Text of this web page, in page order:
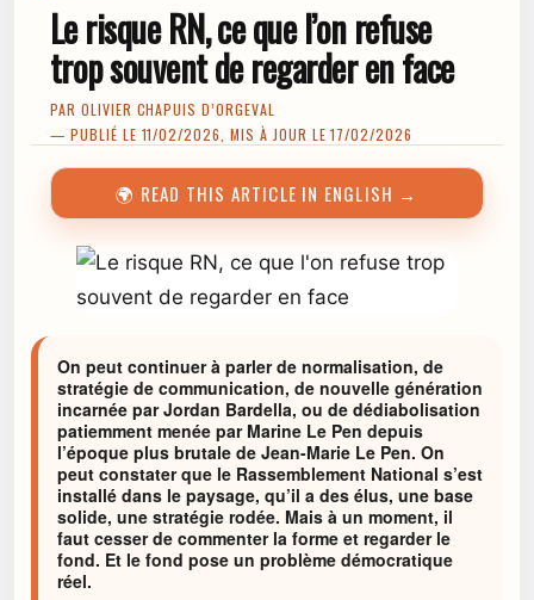
Le risque RN, ce que l’on refuse
trop souvent de regarder en face
PAR OLIVIER CHAPUIS D’ORGEVAL
— PUBLIÉ LE 11/02/2026, MIS À JOUR LE 17/02/2026
🌍 READ THIS ARTICLE IN ENGLISH →
On peut continuer à parler de normalisation, de
stratégie de communication, de nouvelle génération
incarnée par Jordan Bardella, ou de dédiabolisation
patiemment menée par Marine Le Pen depuis
l’époque plus brutale de Jean-Marie Le Pen. On
peut constater que le Rassemblement National s’est
installé dans le paysage, qu’il a des élus, une base
solide, une stratégie rodée. Mais à un moment, il
faut cesser de commenter la forme et regarder le
fond. Et le fond pose un problème démocratique
réel.